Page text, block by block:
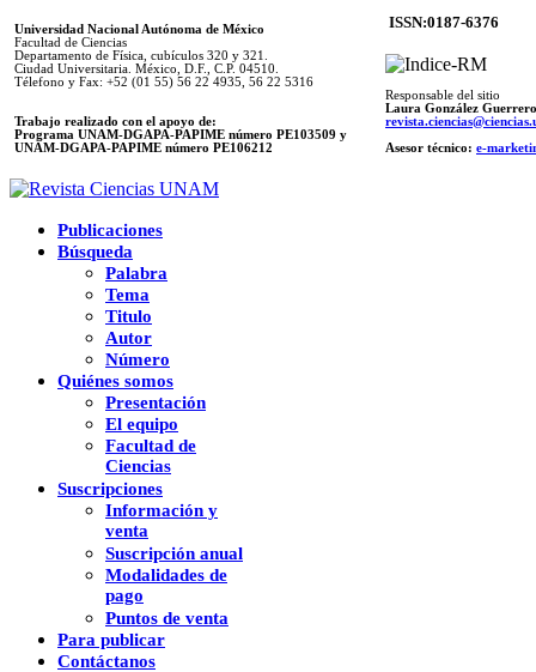
Universidad Nacional Autónoma de México
Facultad de Ciencias
Departamento de Física, cubículos 320 y 321.
Ciudad Universitaria. México, D.F., C.P. 04510.
Télefono y Fax: +52 (01 55) 56 22 4935, 56 22 5316
Trabajo realizado con el apoyo de:
Programa UNAM-DGAPA-PAPIME número PE103509 y
UNAM-DGAPA-PAPIME número PE106212
ISSN:0187-6376
Responsable del sitio
Laura González Guerrero
Asesor técnico: e-
Publicaciones
Búsqueda
Palabra
Tema
Titulo
Autor
Número
Quiénes somos
Presentación
El equipo
Facultad de
Ciencias
Suscripciones
Información y
venta
Suscripción anual
Modalidades de
pago
Puntos de venta
Para publicar
Contáctanos